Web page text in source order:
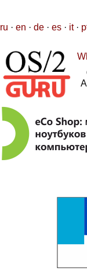
ru · en · de · es · it·